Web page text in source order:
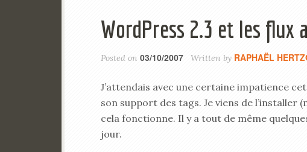
WordPress 2.3 et les flux
Posted on 03/10/2007 Written by RAPHAËL
J’attendais avec une certaine impatience
son support des tags. Je viens de l’installer
cela fonctionne. Il y a tout de même
jour.